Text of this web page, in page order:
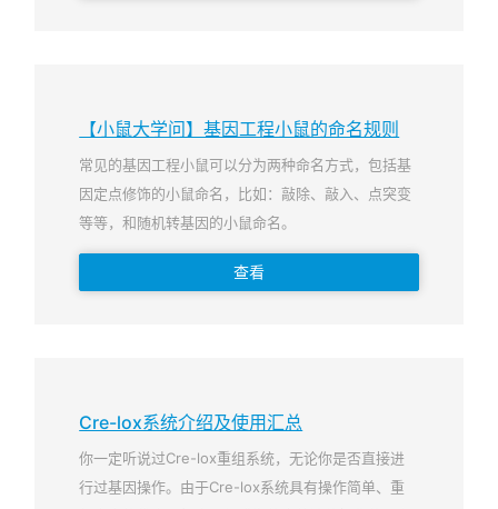
【小鼠大学问】基因工程小鼠的命名规则
常见的基因工程小鼠可以分为两种命名方式，包括基
因定点修饰的小鼠命名，比如：敲除、敲入、点突变
等等，和随机转基因的小鼠命名。
查看
Cre-lox系统介绍及使用汇总
你一定听说过Cre-lox重组系统，无论你是否直接进
行过基因操作。由于Cre-lox系统具有操作简单、重